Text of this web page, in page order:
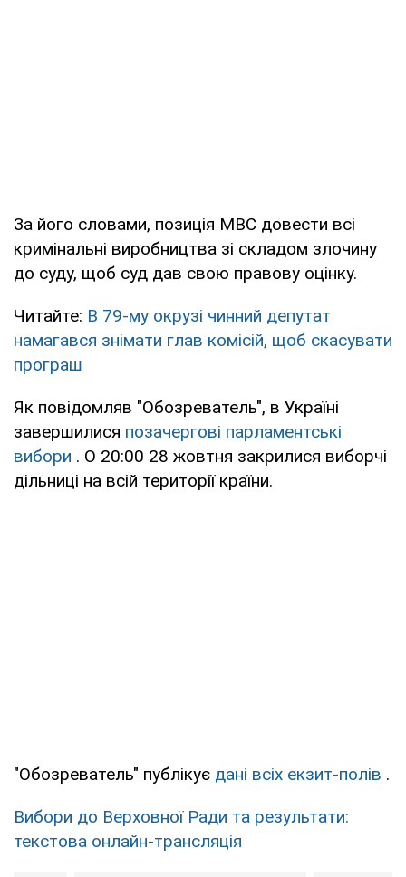
За його словами, позиція МВС довести всі
кримінальні виробництва зі складом злочину
до суду, щоб суд дав свою правову оцінку.
Читайте: В 79-му окрузі чинний депутат
намагався знімати глав комісій, щоб скасувати
програш
Як повідомляв "Обозреватель", в Україні
завершилися позачергові парламентські
вибори . О 20:00 28 жовтня закрилися виборчі
дільниці на всій території країни.
"Обозреватель" публікує дані всіх екзит-полів .
Вибори до Верховної Ради та результати:
текстова онлайн-трансляція